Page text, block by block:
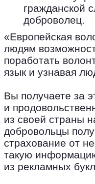
гражданской
доброволец.
«Европейская
людям
поработать
язык и узнавая
Вы получаете за
и
из своей страны
добровольцы
страхование от
такую
из рекламных